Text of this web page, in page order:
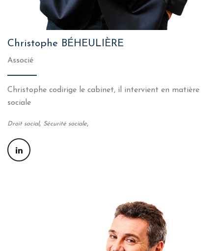
Christophe BÉHEULIÈRE
Associé
Christophe codirige le cabinet, il intervient en matière
sociale
Droit social, Sécurité sociale,